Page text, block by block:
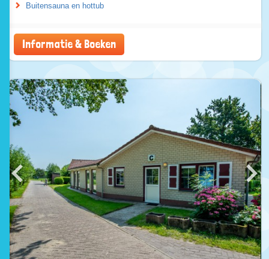
Buitensauna en hottub
Informatie & Boeken